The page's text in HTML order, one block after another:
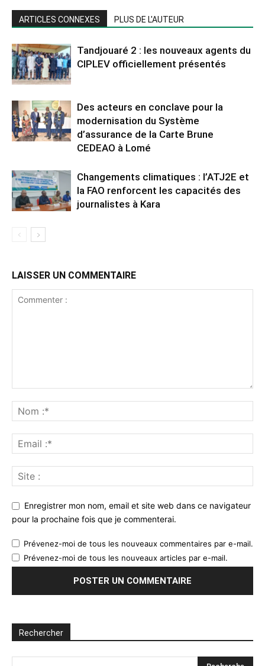
ARTICLES CONNEXES PLUS DE L'AUTEUR
Tandjouaré 2 : les nouveaux agents du
CIPLEV officiellement présentés
Des acteurs en conclave pour la
modernisation du Système
d’assurance de la Carte Brune
CEDEAO à Lomé
Changements climatiques : l’ATJ2E et
la FAO renforcent les capacités des
journalistes à Kara
LAISSER UN COMMENTAIRE
Enregistrer mon nom, email et site web dans ce navigateur
pour la prochaine fois que je commenterai.
Prévenez-moi de tous les nouveaux commentaires par e-mail.
Prévenez-moi de tous les nouveaux articles par e-mail.
Rechercher